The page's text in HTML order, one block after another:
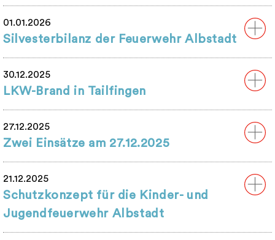
01.01.2026
Silvesterbilanz der Feuerwehr Albstadt
30.12.2025
LKW-Brand in Tailfingen
27.12.2025
Zwei Einsätze am 27.12.2025
21.12.2025
Schutzkonzept für die Kinder- und
Jugendfeuerwehr Albstadt